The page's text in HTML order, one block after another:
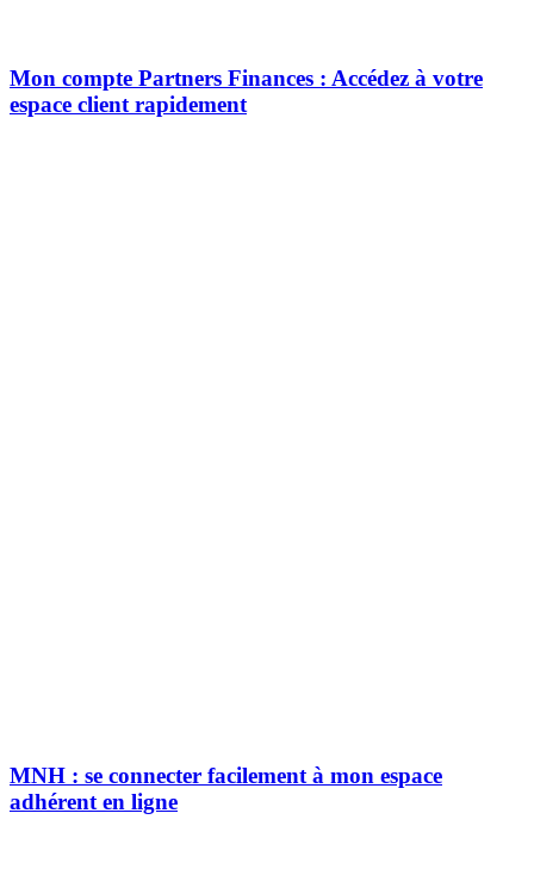
Mon compte Partners Finances : Accédez à votre
espace client rapidement
MNH : se connecter facilement à mon espace
adhérent en ligne